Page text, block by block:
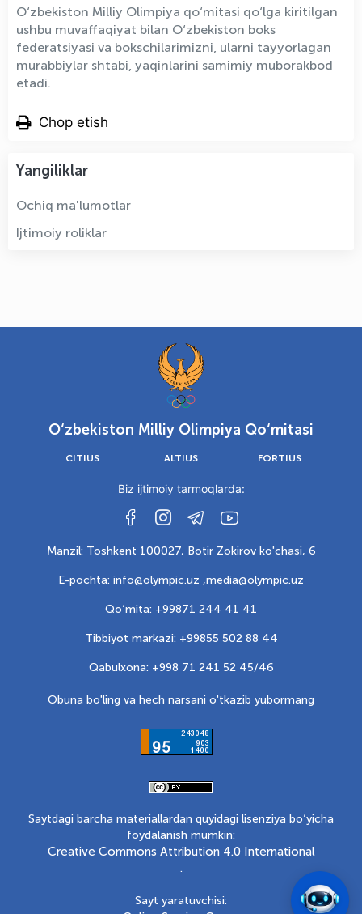
O‘zbekiston Milliy Olimpiya qo‘mitasi qo‘lga kiritilgan
ushbu muvaffaqiyat bilan O‘zbekiston boks
federatsiyasi va bokschilarimizni, ularni tayyorlagan
murabbiylar shtabi, yaqinlarini samimiy muborakbod
etadi.
Chop etish
Yangiliklar
Ochiq ma'lumotlar
Ijtimoiy roliklar
O‘zbekiston Milliy Olimpiya Qo‘mitasi
CITIUS ALTIUS FORTIUS
Biz ijtimoiy tarmoqlarda:
Manzil: Toshkent 100027, Botir Zokirov ko'chasi, 6
E-pochta: info@olympic.uz ,media@olympic.uz
Qo‘mita: +99871 244 41 41
Tibbiyot markazi: +99855 502 88 44
Qabulxona: +998 71 241 52 45/46
Obuna bo'ling va hech narsani o'tkazib yubormang
Saytdagi barcha materiallardan quyidagi lisenziya bo‘yicha
foydalanish mumkin:
Creative Commons Attribution 4.0 International
.
Sayt yaratuvchisi: